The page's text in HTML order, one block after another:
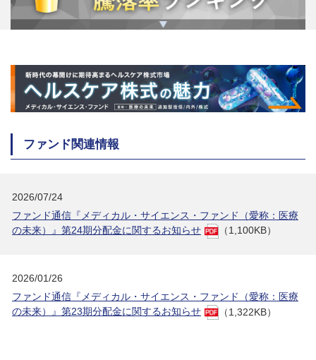
ファンド関連情報
2026/07/24
ファンド通信『メディカル・サイエンス・ファンド（愛称：医療
の未来）』第24期分配金に関するお知らせ
（1,100KB）
2026/01/26
ファンド通信『メディカル・サイエンス・ファンド（愛称：医療
の未来）』第23期分配金に関するお知らせ
（1,322KB）